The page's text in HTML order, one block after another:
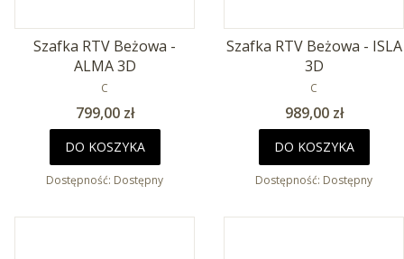
Szafka RTV Beżowa -
ALMA 3D
PRODUCENT
C
Cena
799,00 zł
DO KOSZYKA
Dostępność: Dostępny
Szafka RTV Beżowa - ISLA
3D
PRODUCENT
C
Cena
989,00 zł
DO KOSZYKA
Dostępność: Dostępny